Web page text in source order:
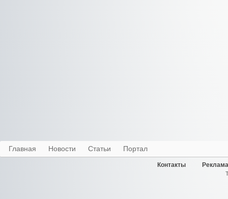
Главная Новости Статьи Портал
Контакты